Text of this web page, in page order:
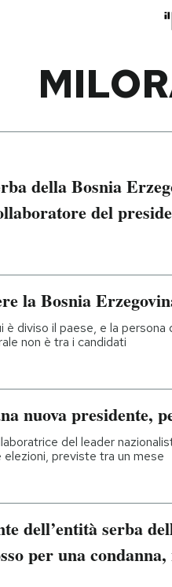
della Bosnia
del
la Bosnia
è diviso il paese, e la persona
non è tra i candidati
nuova presidente,
del leader
elezioni, previste tra un mese
dell’entità serba
per una condanna,